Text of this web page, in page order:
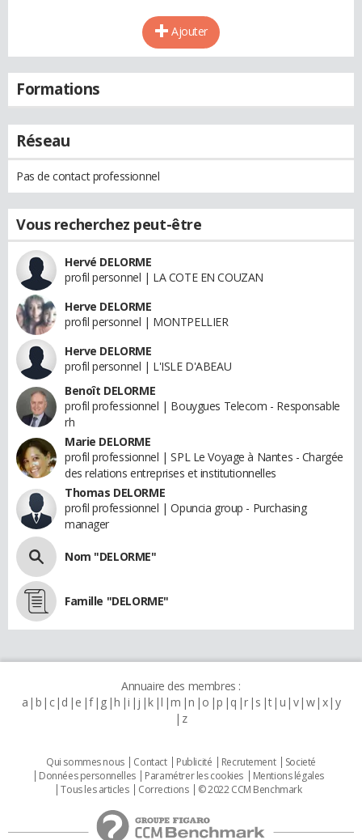
Ajouter
Formations
Réseau
Pas de contact professionnel
Vous recherchez peut-être
Hervé DELORME
profil personnel | LA COTE EN COUZAN
Herve DELORME
profil personnel | MONTPELLIER
Herve DELORME
profil personnel | L'ISLE D'ABEAU
Benoît DELORME
profil professionnel | Bouygues Telecom - Responsable
rh
Marie DELORME
profil professionnel | SPL Le Voyage à Nantes - Chargée
des relations entreprises et institutionnelles
Thomas DELORME
profil professionnel | Opuncia group - Purchasing
manager
Nom "DELORME"
Famille "DELORME"
Annuaire des membres :
a b c d e f g h i j k l m n o p q r s t u v w x y
z
Qui sommes nous Contact Publicité Recrutement
Societé
Données personnelles
Paramétrer les cookies
Mentions légales
Tous les articles
Corrections © 2022 CCM Benchmark